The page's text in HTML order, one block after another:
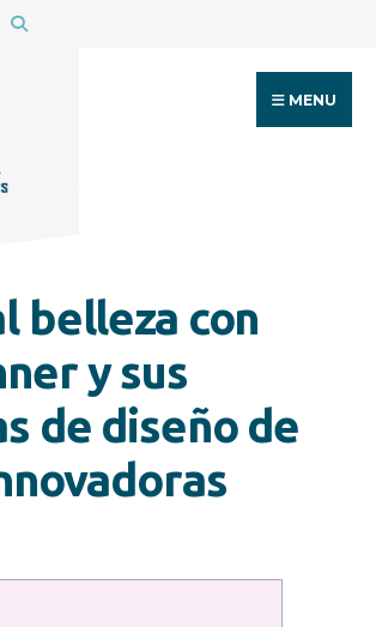
MENU
belleza con
y sus
de diseño de